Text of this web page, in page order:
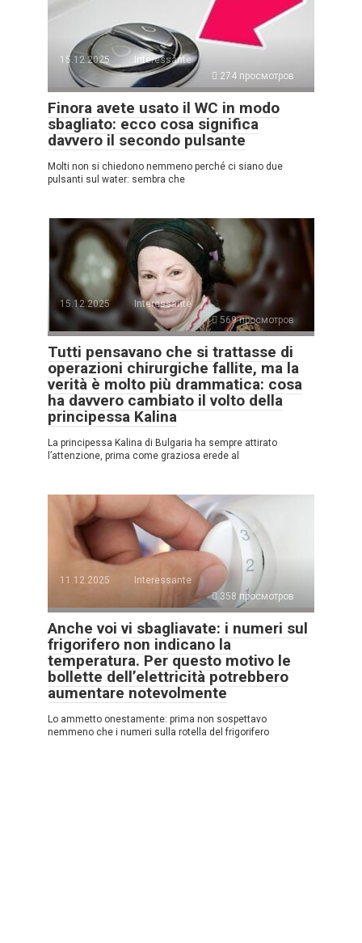
15.12.2025
Interessante
274 просмотров
Finora avete usato il WC in modo
sbagliato: ecco cosa significa
davvero il secondo pulsante
Molti non si chiedono nemmeno perché ci siano due
pulsanti sul water: sembra che
15.12.2025
Interessante
569 просмотров
Tutti pensavano che si trattasse di
operazioni chirurgiche fallite, ma la
verità è molto più drammatica: cosa
ha davvero cambiato il volto della
principessa Kalina
La principessa Kalina di Bulgaria ha sempre attirato
l’attenzione, prima come graziosa erede al
11.12.2025
Interessante
358 просмотров
Anche voi vi sbagliavate: i numeri sul
frigorifero non indicano la
temperatura. Per questo motivo le
bollette dell’elettricità potrebbero
aumentare notevolmente
Lo ammetto onestamente: prima non sospettavo
nemmeno che i numeri sulla rotella del frigorifero